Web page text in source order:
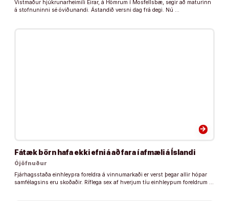
Vistmaður hjúkrunarheimili Eirar, á Hömrum í Mosfellsbæ, segir að maturinn
á stofnuninni sé óviðunandi. Ástandið versni dag frá degi. Nú …
arrow_forward
Fátæk börn hafa ekki efni á að fara í afmæli á Íslandi
Ójöfnuður
Fjárhagsstaða einhleypra foreldra á vinnumarkaði er verst þegar allir hópar
samfélagsins eru skoðaðir. Ríflega sex af hverjum tíu einhleypum foreldrum …